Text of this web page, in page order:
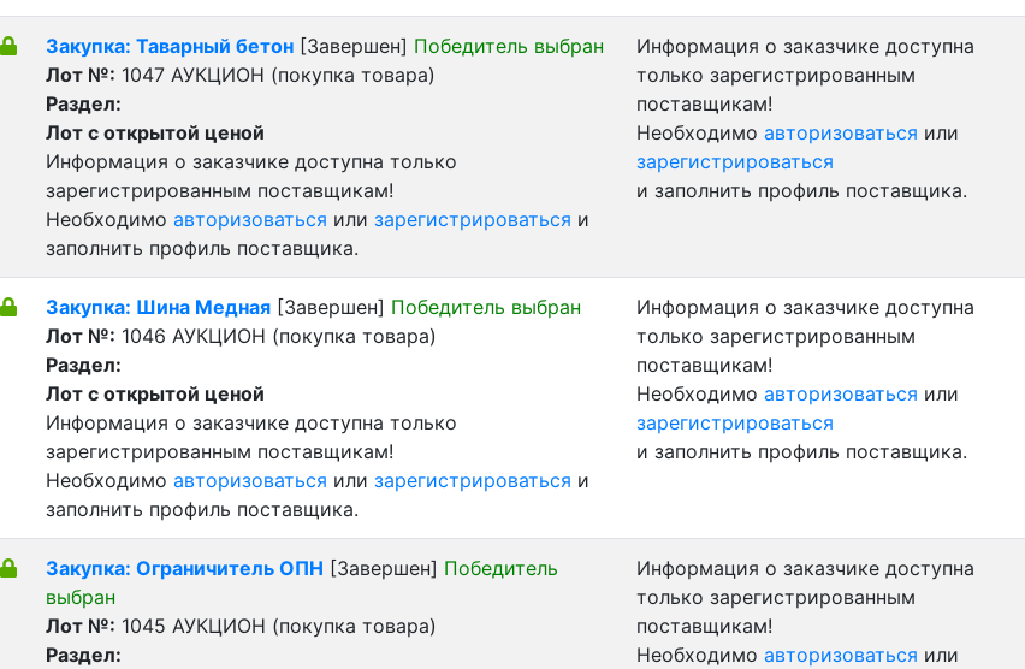
Закупка: Таварный бетон [Завершен] Победитель выбран
Лот №: 1047 АУКЦИОН (покупка товара)
Раздел:
Лот с открытой ценой
Информация о заказчике доступна только
зарегистрированным поставщикам!
Необходимо авторизоваться или зарегистрироваться и
заполнить профиль поставщика.
Информация о заказчике доступна
только зарегистрированным
поставщикам!
Необходимо авторизоваться или
зарегистрироваться
и заполнить профиль поставщика.
Закупка: Шина Медная [Завершен] Победитель выбран
Лот №: 1046 АУКЦИОН (покупка товара)
Раздел:
Лот с открытой ценой
Информация о заказчике доступна только
зарегистрированным поставщикам!
Необходимо авторизоваться или зарегистрироваться и
заполнить профиль поставщика.
Информация о заказчике доступна
только зарегистрированным
поставщикам!
Необходимо авторизоваться или
зарегистрироваться
и заполнить профиль поставщика.
Закупка: Ограничитель ОПН [Завершен] Победитель
выбран
Лот №: 1045 АУКЦИОН (покупка товара)
Раздел:
Информация о заказчике доступна
только зарегистрированным
поставщикам!
Необходимо авторизоваться или